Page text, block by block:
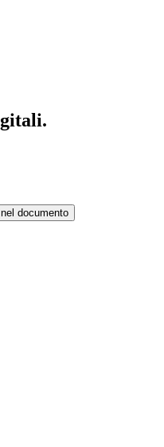
documento